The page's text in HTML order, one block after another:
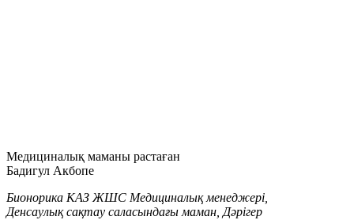
Медициналық маманы растаған
Бадигул Акбопе
Бионорика КАЗ ЖШС Медициналық менеджері,
Денсаулық сақтау саласындағы маман, Дәрігер